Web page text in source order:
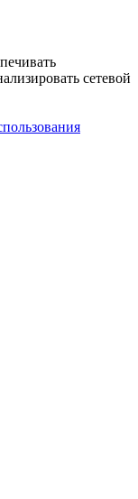
сетевой